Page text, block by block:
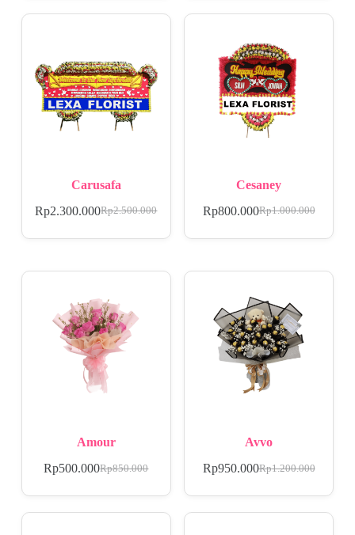
Carusafa
Rp2.500.000
Rp2.300.000
Cesaney
Rp1.000.000
Rp800.000
Amour
Rp850.000
Rp500.000
Avvo
Rp1.200.000
Rp950.000